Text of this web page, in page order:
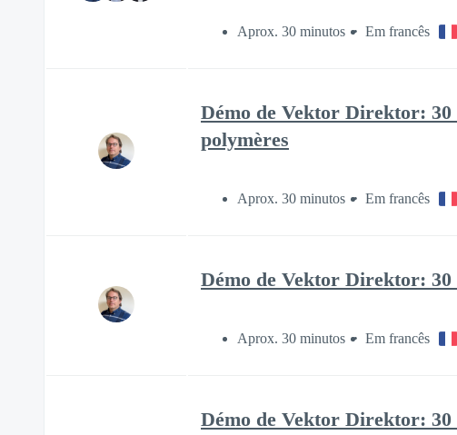
Aprox. 30 minutos Em francês
Démo de Vektor Direktor: 30
polymères
Aprox. 30 minutos Em francês
Démo de Vektor Direktor: 30
Aprox. 30 minutos Em francês
Démo de Vektor Direktor: 30